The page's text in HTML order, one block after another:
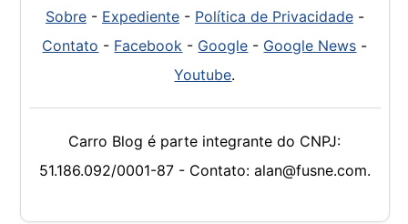
Sobre- Expediente- Política de Privacidade-
Contato - Facebook - Google - Google News -
Youtube.
Carro Blog é parte integrante do CNPJ:
51.186.092/0001-87 - Contato: alan@fusne.com.